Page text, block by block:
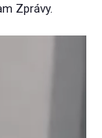
Zprávy.